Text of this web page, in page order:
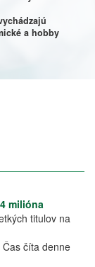
a hobby
milióna
titulov na
číta denne